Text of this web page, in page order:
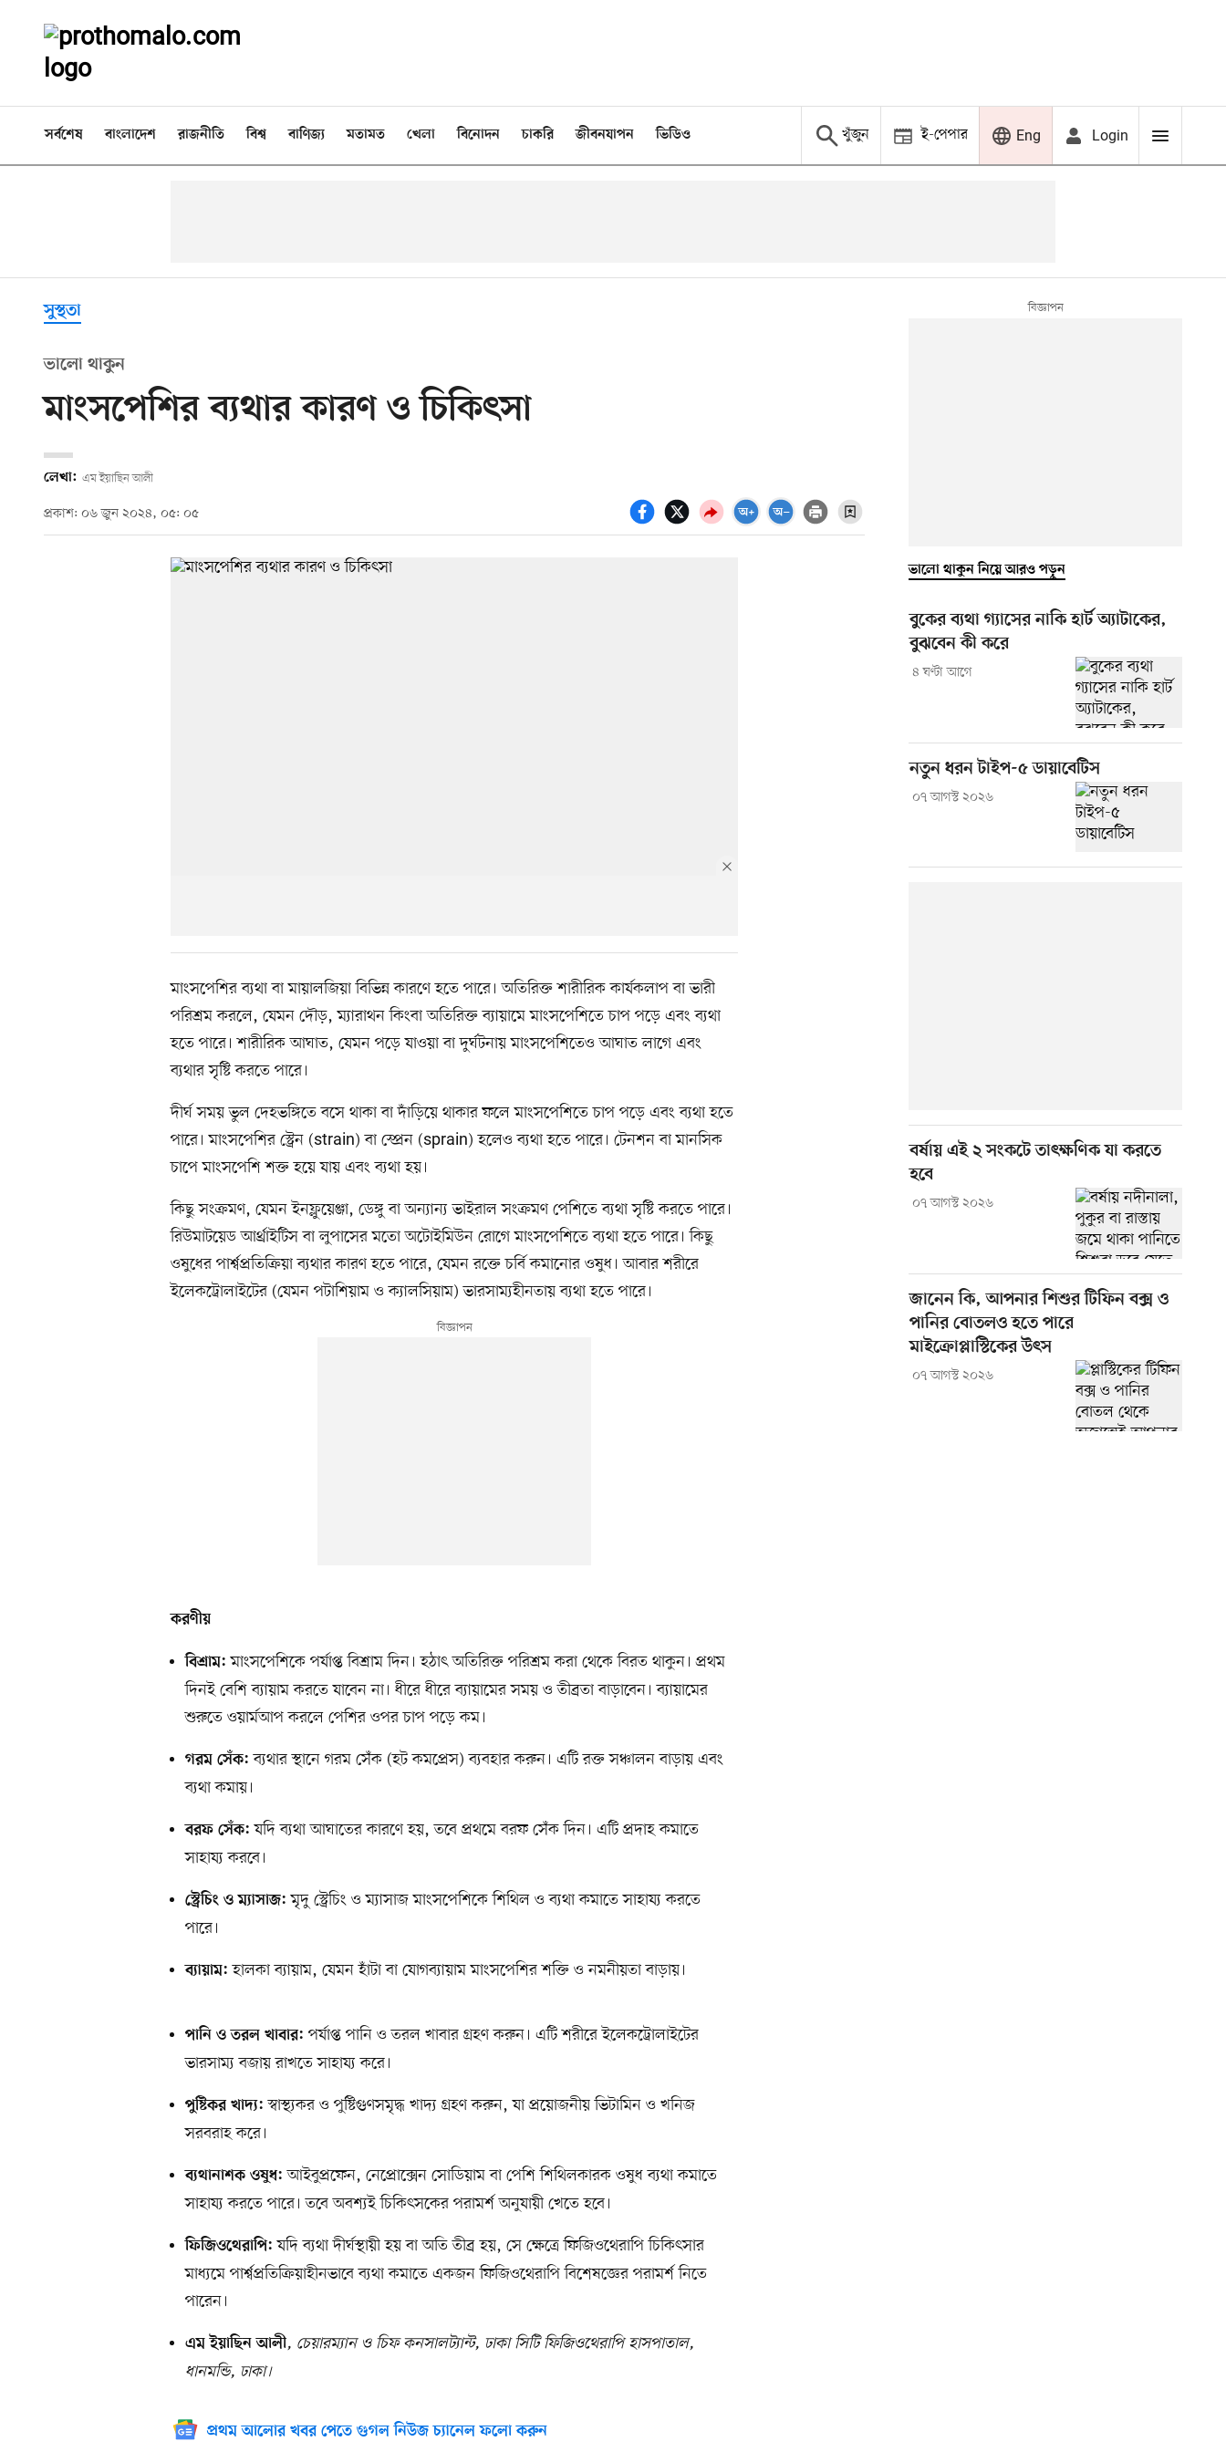
সর্বশেষ বাংলাদেশ রাজনীতি বিশ্ব বাণিজ্য মতামত খেলা বিনোদন চাকরি জীবনযাপন ভিডিও খুঁজুন ই-পেপার Eng Login
সুস্থতা
ভালো থাকুন
মাংসপেশির ব্যথার কারণ ও চিকিৎসা
লেখা: এম ইয়াছিন আলী
প্রকাশ: ০৬ জুন ২০২৪, ০৫: ০৫
মাংসপেশির ব্যথা বা মায়ালজিয়া বিভিন্ন কারণে হতে পারে। অতিরিক্ত শারীরিক কার্যকলাপ বা ভারী
পরিশ্রম করলে, যেমন দৌড়, ম্যারাথন কিংবা অতিরিক্ত ব্যায়ামে মাংসপেশিতে চাপ পড়ে এবং ব্যথা
হতে পারে। শারীরিক আঘাত, যেমন পড়ে যাওয়া বা দুর্ঘটনায় মাংসপেশিতেও আঘাত লাগে এবং
ব্যথার সৃষ্টি করতে পারে।
দীর্ঘ সময় ভুল দেহভঙ্গিতে বসে থাকা বা দাঁড়িয়ে থাকার ফলে মাংসপেশিতে চাপ পড়ে এবং ব্যথা হতে
পারে। মাংসপেশির স্ট্রেন (strain) বা স্প্রেন (sprain) হলেও ব্যথা হতে পারে। টেনশন বা মানসিক
চাপে মাংসপেশি শক্ত হয়ে যায় এবং ব্যথা হয়।
কিছু সংক্রমণ, যেমন ইনফ্লুয়েঞ্জা, ডেঙ্গু বা অন্যান্য ভাইরাল সংক্রমণ পেশিতে ব্যথা সৃষ্টি করতে পারে।
রিউমাটয়েড আর্থ্রাইটিস বা লুপাসের মতো অটোইমিউন রোগে মাংসপেশিতে ব্যথা হতে পারে। কিছু
ওষুধের পার্শ্বপ্রতিক্রিয়া ব্যথার কারণ হতে পারে, যেমন রক্তে চর্বি কমানোর ওষুধ। আবার শরীরে
ইলেকট্রোলাইটের (যেমন পটাশিয়াম ও ক্যালসিয়াম) ভারসাম্যহীনতায় ব্যথা হতে পারে।
করণীয়
বিশ্রাম: মাংসপেশিকে পর্যাপ্ত বিশ্রাম দিন। হঠাৎ অতিরিক্ত পরিশ্রম করা থেকে বিরত থাকুন। প্রথম
দিনই বেশি ব্যায়াম করতে যাবেন না। ধীরে ধীরে ব্যায়ামের সময় ও তীব্রতা বাড়াবেন। ব্যায়ামের
শুরুতে ওয়ার্মআপ করলে পেশির ওপর চাপ পড়ে কম।
গরম সেঁক: ব্যথার স্থানে গরম সেঁক (হট কমপ্রেস) ব্যবহার করুন। এটি রক্ত সঞ্চালন বাড়ায় এবং
ব্যথা কমায়।
বরফ সেঁক:যদি ব্যথা আঘাতের কারণে হয়, তবে প্রথমে বরফ সেঁক দিন। এটি প্রদাহ কমাতে
সাহায্য করবে।
স্ট্রেচিং ও ম্যাসাজ: মৃদু স্ট্রেচিং ও ম্যাসাজ মাংসপেশিকে শিথিল ও ব্যথা কমাতে সাহায্য করতে
পারে।
ব্যায়াম: হালকা ব্যায়াম, যেমন হাঁটা বা যোগব্যায়াম মাংসপেশির শক্তি ও নমনীয়তা বাড়ায়।
পানি ও তরল খাবার: পর্যাপ্ত পানি ও তরল খাবার গ্রহণ করুন। এটি শরীরে ইলেকট্রোলাইটের
ভারসাম্য বজায় রাখতে সাহায্য করে।
পুষ্টিকর খাদ্য: স্বাস্থ্যকর ও পুষ্টিগুণসমৃদ্ধ খাদ্য গ্রহণ করুন, যা প্রয়োজনীয় ভিটামিন ও খনিজ
সরবরাহ করে।
ব্যথানাশক ওষুধ: আইবুপ্রফেন, নেপ্রোক্সেন সোডিয়াম বা পেশি শিথিলকারক ওষুধ ব্যথা কমাতে
সাহায্য করতে পারে। তবে অবশ্যই চিকিৎসকের পরামর্শ অনুযায়ী খেতে হবে।
ফিজিওথেরাপি: যদি ব্যথা দীর্ঘস্থায়ী হয় বা অতি তীব্র হয়, সে ক্ষেত্রে ফিজিওথেরাপি চিকিৎসার
মাধ্যমে পার্শ্বপ্রতিক্রিয়াহীনভাবে ব্যথা কমাতে একজন ফিজিওথেরাপি বিশেষজ্ঞের পরামর্শ নিতে
পারেন।
এম ইয়াছিন আলী, চেয়ারম্যান ও চিফ কনসালট্যান্ট, ঢাকা সিটি ফিজিওথেরাপি হাসপাতাল,
ধানমন্ডি, ঢাকা।
প্রথম আলোর খবর পেতে গুগল নিউজ চ্যানেল ফলো করুন
ভালো থাকুন নিয়ে আরও পড়ুন
বুকের ব্যথা গ্যাসের নাকি হার্ট অ্যাটাকের,
বুঝবেন কী করে
৪ ঘণ্টা আগে
নতুন ধরন টাইপ-৫ ডায়াবেটিস
০৭ আগস্ট ২০২৬
বর্ষায় এই ২ সংকটে তাৎক্ষণিক যা করতে
হবে
০৭ আগস্ট ২০২৬
জানেন কি, আপনার শিশুর টিফিন বক্স ও
পানির বোতলও হতে পারে
মাইক্রোপ্লাস্টিকের উৎস
০৭ আগস্ট ২০২৬